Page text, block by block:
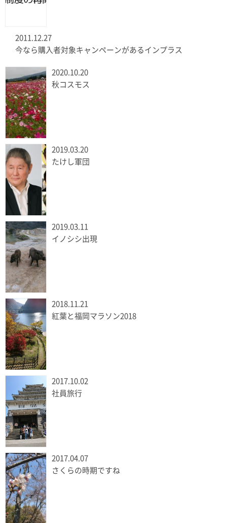
2011.12.27
今なら購入者対象キャンペーンがあるインプラス
2020.10.20
秋コスモス
2019.03.20
たけし軍団
2019.03.11
イノシシ出現
2018.11.21
紅葉と福岡マラソン2018
2017.10.02
社員旅行
2017.04.07
さくらの時期ですね